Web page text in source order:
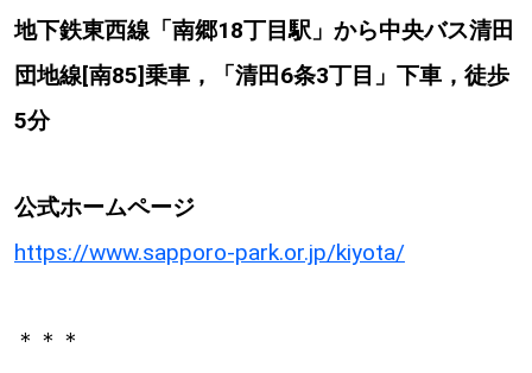
地下鉄東西線「南郷18丁目駅」から中央バス清田
団地線[南85]乗車，「清田6条3丁目」下車，徒歩
5分
公式ホームページ
https://www.sapporo-park.or.jp/kiyota/
＊＊＊